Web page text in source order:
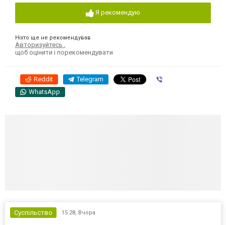
Я рекомендую
Ніхто ще не рекомендував
Авторизуйтесь
щоб оцінити і порекомендувати
Reddit Telegram
WhatsApp
Суспільство 15:28, Вчора